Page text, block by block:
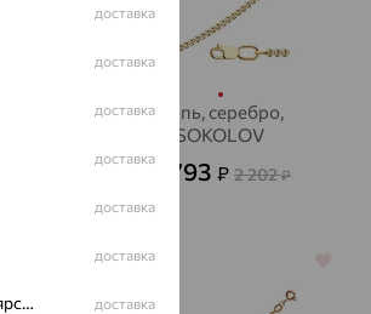
Цепь, серебро,
SOKOLOV
793₽ 2 202₽
64%
доставка
доставка
доставка
доставка
доставка
доставка
Бородино, Красноярский край доставка